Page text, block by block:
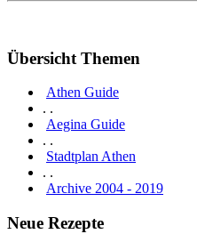
Übersicht Themen
Athen Guide
. .
Aegina Guide
. .
Stadtplan Athen
. .
Archive 2004 - 2019
Neue Rezepte